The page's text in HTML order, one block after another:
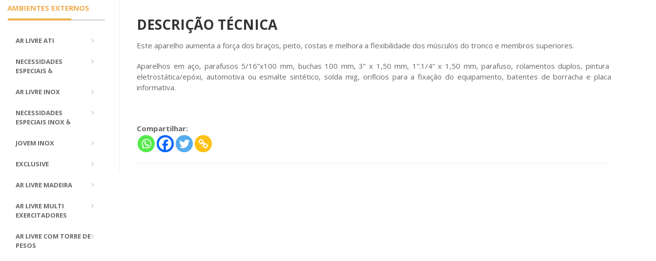
AMBIENTES EXTERNOS
AR LIVRE ATI
NECESSIDADES
ESPECIAIS ♿
AR LIVRE INOX
NECESSIDADES
ESPECIAIS INOX ♿
JOVEM INOX
EXCLUSIVE
AR LIVRE MADEIRA
AR LIVRE MULTI
EXERCITADORES
AR LIVRE COM TORRE DE
PESOS
DESCRIÇÃO TÉCNICA
Este aparelho aumenta a força dos braços, peito, costas e melhora a flexibilidade dos músculos do tronco e membros superiores.
Aparelhos em aço, parafusos 5/16”x100 mm, buchas 100 mm, 3” x 1,50 mm, 1”.1/4” x 1,50 mm, parafuso, rolamentos duplos, pintura
eletrostática/epóxi, automotiva ou esmalte sintético, solda mig, orifícios para a fixação do equipamento, batentes de borracha e placa
informativa.
Compartilhar: